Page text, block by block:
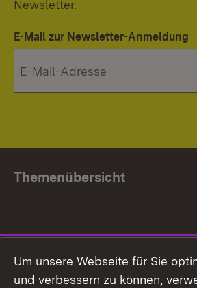
Newsletter.
E-Mail zur Newsletter-Anmeldung
Themenübersicht
Facebook
Um unsere Webseite für Sie
und verbessern zu können,